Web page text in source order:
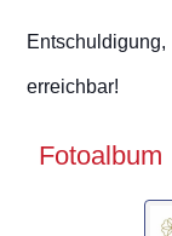
erreichbar!
Fotoalbum